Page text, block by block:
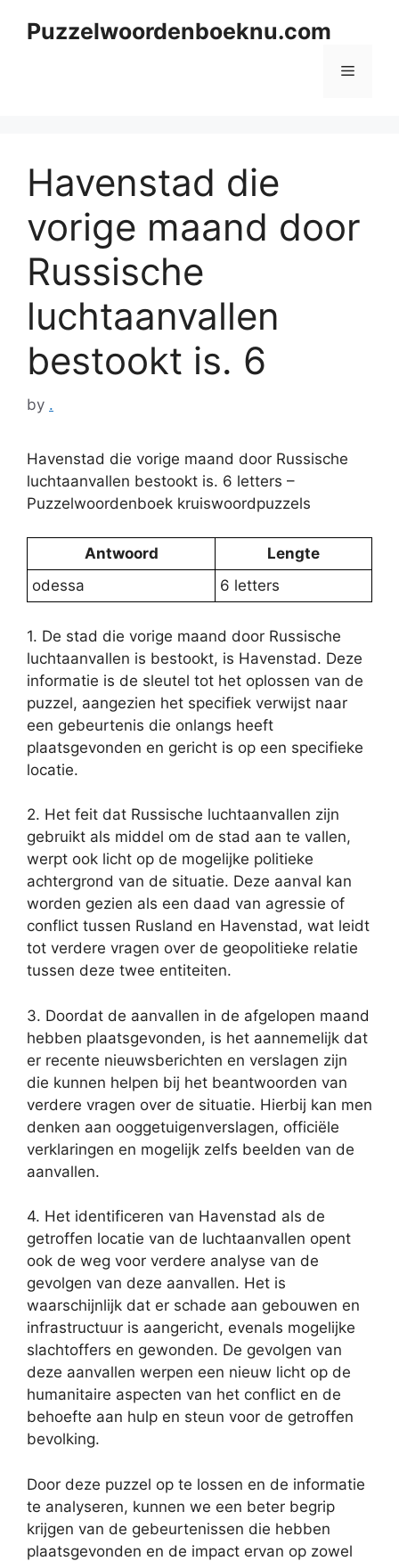
Puzzelwoordenboeknu.com
Menu
Havenstad die
vorige maand door
Russische
luchtaanvallen
bestookt is. 6
by .
Havenstad die vorige maand door Russische
luchtaanvallen bestookt is. 6 letters –
Puzzelwoordenboek kruiswoordpuzzels
Antwoord
Lengte
odessa
6 letters
1. De stad die vorige maand door Russische
luchtaanvallen is bestookt, is Havenstad. Deze
informatie is de sleutel tot het oplossen van de
puzzel, aangezien het specifiek verwijst naar
een gebeurtenis die onlangs heeft
plaatsgevonden en gericht is op een specifieke
locatie.
2. Het feit dat Russische luchtaanvallen zijn
gebruikt als middel om de stad aan te vallen,
werpt ook licht op de mogelijke politieke
achtergrond van de situatie. Deze aanval kan
worden gezien als een daad van agressie of
conflict tussen Rusland en Havenstad, wat leidt
tot verdere vragen over de geopolitieke relatie
tussen deze twee entiteiten.
3. Doordat de aanvallen in de afgelopen maand
hebben plaatsgevonden, is het aannemelijk dat
er recente nieuwsberichten en verslagen zijn
die kunnen helpen bij het beantwoorden van
verdere vragen over de situatie. Hierbij kan men
denken aan ooggetuigenverslagen, officiële
verklaringen en mogelijk zelfs beelden van de
aanvallen.
4. Het identificeren van Havenstad als de
getroffen locatie van de luchtaanvallen opent
ook de weg voor verdere analyse van de
gevolgen van deze aanvallen. Het is
waarschijnlijk dat er schade aan gebouwen en
infrastructuur is aangericht, evenals mogelijke
slachtoffers en gewonden. De gevolgen van
deze aanvallen werpen een nieuw licht op de
humanitaire aspecten van het conflict en de
behoefte aan hulp en steun voor de getroffen
bevolking.
Door deze puzzel op te lossen en de informatie
te analyseren, kunnen we een beter begrip
krijgen van de gebeurtenissen die hebben
plaatsgevonden en de impact ervan op zowel